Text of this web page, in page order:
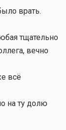
врать.
тщательно
вечно
всё
на ту долю